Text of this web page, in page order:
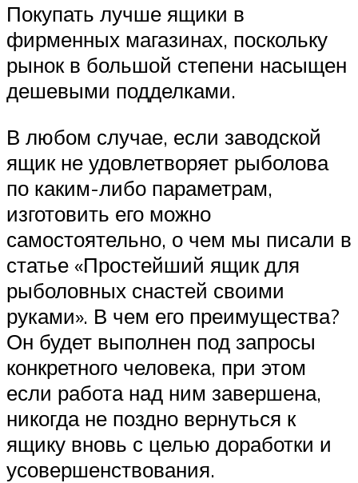
Покупать лучше ящики в
фирменных магазинах, поскольку
рынок в большой степени насыщен
дешевыми подделками.
В любом случае, если заводской
ящик не удовлетворяет рыболова
по каким-либо параметрам,
изготовить его можно
самостоятельно, о чем мы писали в
статье «Простейший ящик для
рыболовных снастей своими
руками». В чем его преимущества?
Он будет выполнен под запросы
конкретного человека, при этом
если работа над ним завершена,
никогда не поздно вернуться к
ящику вновь с целью доработки и
усовершенствования.